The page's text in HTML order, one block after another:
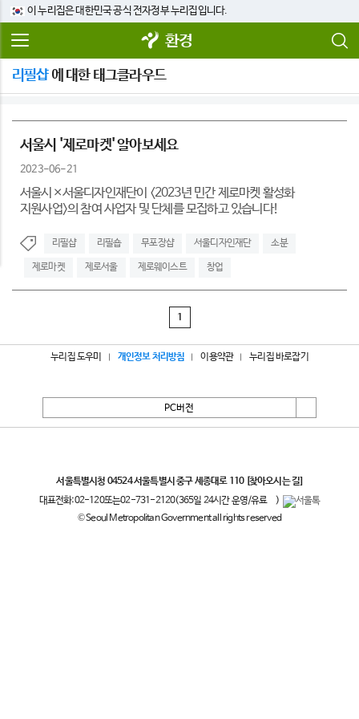
이 누리집은 대한민국 공식 전자정부 누리집입니다.
환경
리필샵에 대한 태그클라우드
서울시 '제로마켓' 알아보세요
2023-06-21
서울시×서울디자인재단이 <2023년 민간 제로마켓 활성화
지원사업>의 참여 사업자 및 단체를 모집하고 있습니다!
리필샵 리필숍 무포장샵 서울디자인재단 소분
제로마켓 제로서울 제로웨이스트 창업
1
누리집 도우미 개인정보 처리방침 이용약관 누리집 바로잡기
PC버전
서울특별시청 04524 서울특별시 중구 세종대로 110 [찾아오시는 길]
대표전화:02-120또는02-731-2120(365일 24시간 운영/유료
)
© Seoul Metropolitan Government all rights reserved